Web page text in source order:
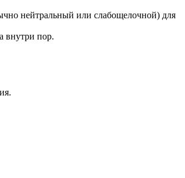
нейтральный или слабощелочной) для
внутри пор.